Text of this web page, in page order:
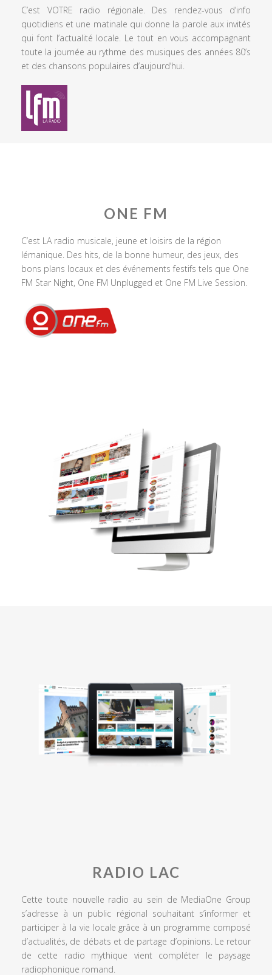
C’est VOTRE radio régionale. Des rendez-vous d’info
quotidiens et une matinale qui donne la parole aux invités
qui font l’actualité locale. Le tout en vous accompagnant
toute la journée au rythme des musiques des années 80’s
et des chansons populaires d’aujourd’hui.
ONE FM
C’est LA radio musicale, jeune et loisirs de la région
lémanique. Des hits, de la bonne humeur, des jeux, des
bons plans locaux et des événements festifs tels que One
FM Star Night, One FM Unplugged et One FM Live Session.
RADIO LAC
Cette toute nouvelle radio au sein de MediaOne Group
s’adresse à un public régional souhaitant s’informer et
participer à la vie locale grâce à un programme composé
d’actualités, de débats et de partage d’opinions. Le retour
de cette radio mythique vient compléter le paysage
radiophonique romand.